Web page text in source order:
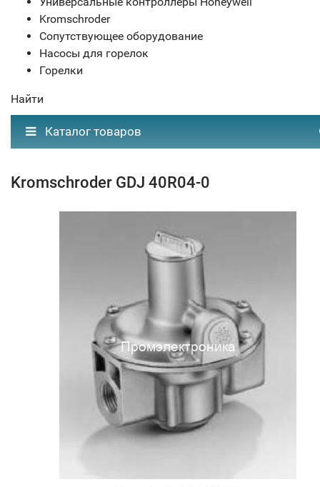
Kromschroder
Сопутствующее оборудование
Насосы для горелок
Горелки
Найти
Каталог товаров
Kromschroder GDJ 40R04-0